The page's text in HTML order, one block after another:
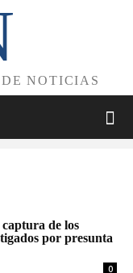
NOTICIAS
de los
por presunta
0